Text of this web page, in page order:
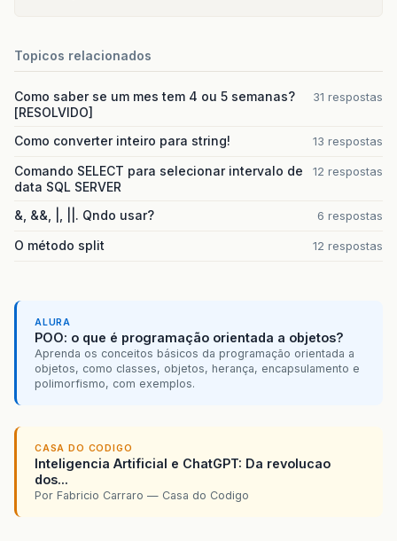
Topicos relacionados
Como saber se um mes tem 4 ou 5 semanas?
[RESOLVIDO]
31 respostas
Como converter inteiro para string! 13 respostas
Comando SELECT para selecionar intervalo de
data SQL SERVER
12 respostas
&, &&, |, ||. Qndo usar? 6 respostas
O método split 12 respostas
ALURA
POO: o que é programação orientada a objetos?
Aprenda os conceitos básicos da programação orientada a
objetos, como classes, objetos, herança, encapsulamento e
polimorfismo, com exemplos.
CASA DO CODIGO
Inteligencia Artificial e ChatGPT: Da revolucao
dos...
Por Fabricio Carraro — Casa do Codigo